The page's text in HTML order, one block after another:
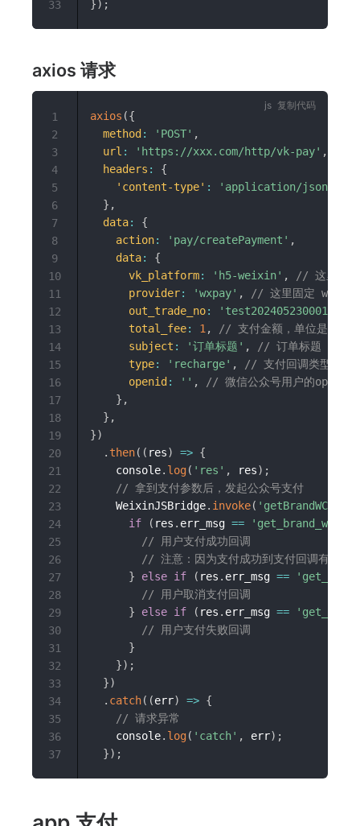
} ) ;
33
axios 请求
axios ({
method : 'POST' ,
url : 'https://xxx.com/http/vk-pay' ,
headers :
{
'content-type' :
'application/
} ,
data:
{
action: 'pay/createPayment' ,
data:
{
vk_platform: 'h5-weixin' ,
// 这里固
provider: 'wxpay' ,
// 这里固定 wxpay
out_trade_no: 'test202405230001'
total_fee: 1,
// 支付金额，单位是分，
subject : '订单标题' ,
// 订单标题
type: 'recharge' ,
// 支付回调类型
openid : '' ,
// 微信公众号用户的openid
} ,
} ,
})
. then( ( res) => {
    console
. log( 'res' , res) ;
// 拿到支付参数后，发起公众号支付
    WeixinJSBridge
. invoke(
if
( res . err_msg ==
// 用户支付成功回调
// 注意：因为支付成功到支付回调有延迟
}
else if ( res . err_msg ==
// 用户取消支付回调
}
else if ( res . err_msg ==
// 用户支付失败回调
}
}) ;
})
. catch( (err) => {
// 请求异常
    console
. log( 'catch' , err) ;
}) ;
1
2
3
4
5
6
7
8
9
10
11
12
13
14
15
16
17
18
19
20
21
22
23
24
25
26
27
28
29
30
31
32
33
34
35
36
37
复制代码